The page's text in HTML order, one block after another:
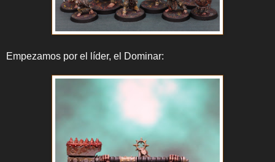
Empezamos por el líder, el Dominar: